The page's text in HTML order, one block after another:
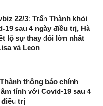
22/3: Trấn Thành khỏi
19 sau 4 ngày điều trị, Hà
lộ sự thay đổi lớn nhất
và Leon
thông báo chính
tính với Covid-19 sau 4
điều trị